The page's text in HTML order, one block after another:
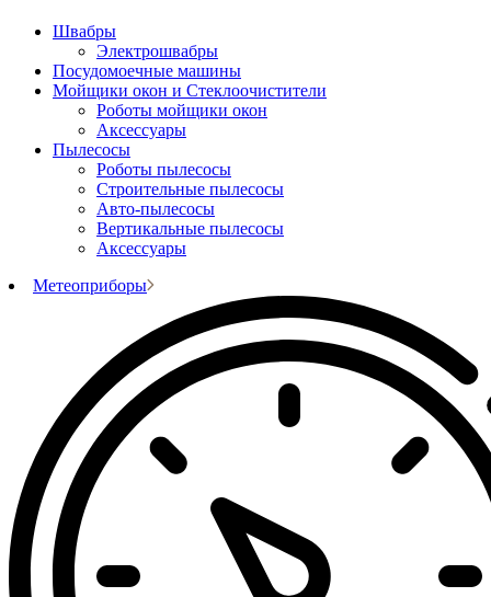
Швабры
Электрошвабры
Посудомоечные машины
Мойщики окон и Стеклоочистители
Роботы мойщики окон
Аксессуары
Пылесосы
Роботы пылесосы
Строительные пылесосы
Авто-пылесосы
Вертикальные пылесосы
Аксессуары
Метеоприборы